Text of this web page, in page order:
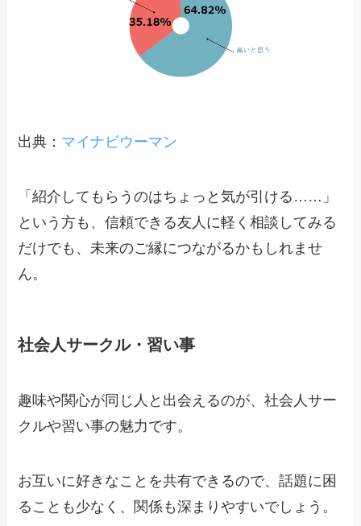
出典： マイナビウーマン
「紹介してもらうのはちょっと気が引ける……」
という方も、信頼できる友人に軽く相談してみる
だけでも、未来のご縁につながるかもしれませ
ん。
社会人サークル・習い事
趣味や関心が同じ人と出会えるのが、社会人サー
クルや習い事の魅力です。
お互いに好きなことを共有できるので、話題に困
ることも少なく、関係も深まりやすいでしょう。